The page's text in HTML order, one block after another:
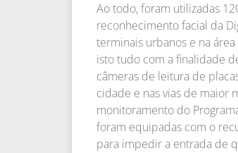
Ao todo, foram utilizadas
reconhecimento facial da
terminais urbanos e na
isto tudo com a finalidade
câmeras de leitura de
cidade e nas vias de maior
monitoramento do
foram equipadas com o
para impedir a entrada de